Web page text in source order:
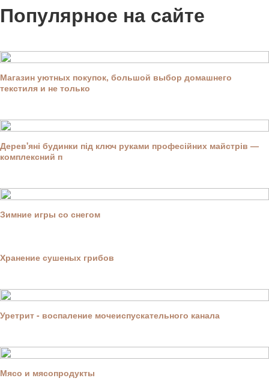
Популярное на сайте
Магазин уютных покупок, большой выбор домашнего
текстиля и не только
Дерев'яні будинки під ключ руками професійних майстрів —
комплексний п
Зимние игры со снегом
Хранение сушеных грибов
Уретрит - воспаление мочеиспускательного канала
Мясо и мясопродукты